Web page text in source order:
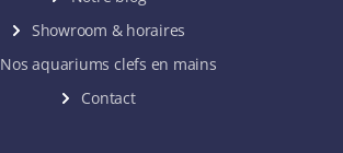
Showroom & horaires
Nos aquariums clefs en mains
Contact